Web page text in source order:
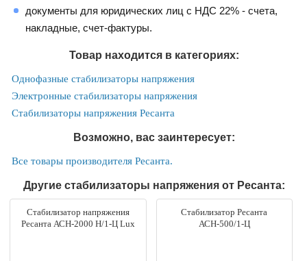
документы для юридических лиц с НДС 22% - счета,
накладные, счет-фактуры.
Товар находится в категориях:
Однофазные стабилизаторы напряжения
Электронные стабилизаторы напряжения
Стабилизаторы напряжения Ресанта
Возможно, вас заинтересует:
Все товары производителя Ресанта.
Другие стабилизаторы напряжения от Ресанта:
Стабилизатор напряжения
Ресанта АСН-2000 Н/1-Ц Lux
Стабилизатор Ресанта
АСН-500/1-Ц